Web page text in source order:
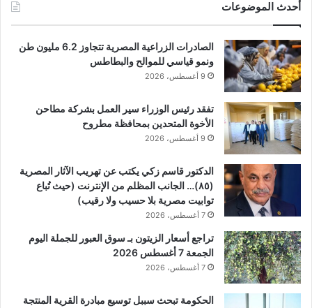
أحدث الموضوعات
الصادرات الزراعية المصرية تتجاوز 6.2 مليون طن
ونمو قياسي للموالح والبطاطس
9 أغسطس، 2026
تفقد رئيس الوزراء سير العمل بشركة مطاحن
الأخوة المتحدين بمحافظة مطروح
9 أغسطس، 2026
الدكتور قاسم زكي يكتب عن تهريب الآثار المصرية
(٨٥)… الجانب المظلم من الإنترنت (حيث تُباع
توابيت مصرية بلا حسيب ولا رقيب)
7 أغسطس، 2026
تراجع أسعار الزيتون بـ سوق العبور للجملة اليوم
الجمعة 7 أغسطس 2026
7 أغسطس، 2026
الحكومة تبحث سببل توسيع مبادرة القرية المنتجة